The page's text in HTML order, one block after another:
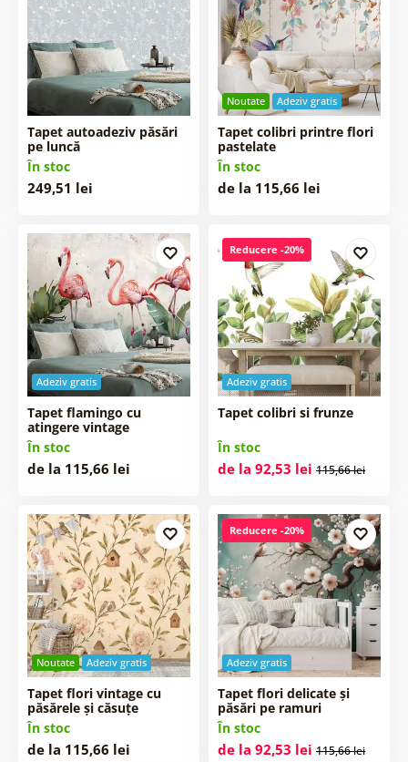
Tapet autoadeziv păsări
pe luncă
În stoc
249,51 lei
Noutate Adeziv gratis
Tapet colibri printre flori
pastelate
În stoc
de la 115,66 lei
Adeziv gratis
Tapet flamingo cu
atingere vintage
În stoc
de la 115,66 lei
Adeziv gratis
Reducere -20%
Tapet colibri si frunze
În stoc
de la 92,53 lei 115,66 lei
Noutate Adeziv gratis
Tapet flori vintage cu
păsărele și căsuțe
În stoc
de la 115,66 lei
Adeziv gratis
Reducere -20%
Tapet flori delicate și
păsări pe ramuri
În stoc
de la 92,53 lei 115,66 lei